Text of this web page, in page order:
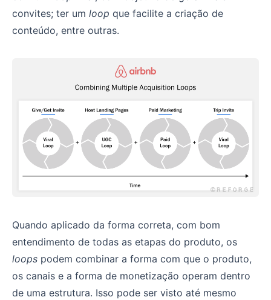
convites; ter um loop que facilite a criação de
conteúdo, entre outras.
Quando aplicado da forma correta, com bom
entendimento de todas as etapas do produto, os
loops podem combinar a forma com que o produto,
os canais e a forma de monetização operam dentro
de uma estrutura. Isso pode ser visto até mesmo